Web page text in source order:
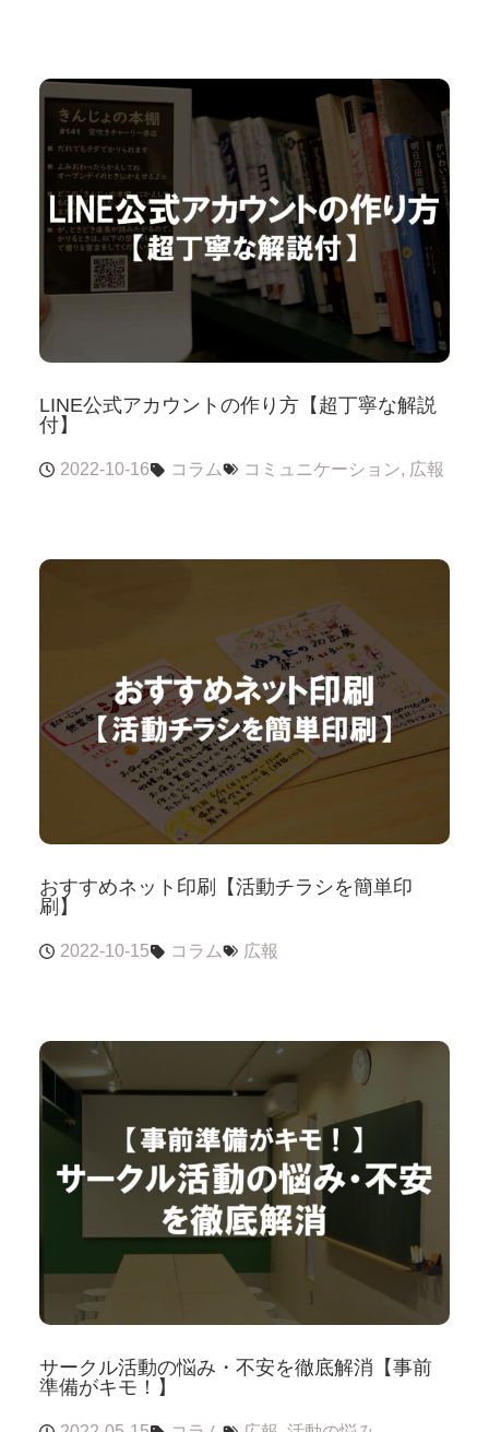
LINE公式アカウントの作り方【超丁寧な解説
付】
2022-10-16 コラム コミュニケーション, 広報
おすすめネット印刷【活動チラシを簡単印
刷】
2022-10-15 コラム 広報
サークル活動の悩み・不安を徹底解消【事前
準備がキモ！】